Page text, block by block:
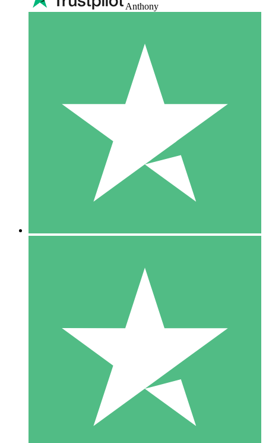
Anthony